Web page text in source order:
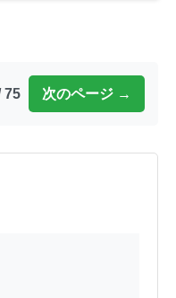
75 次のページ →